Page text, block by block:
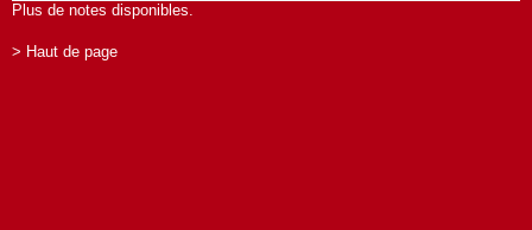
Plus de notes disponibles.
> Haut de page